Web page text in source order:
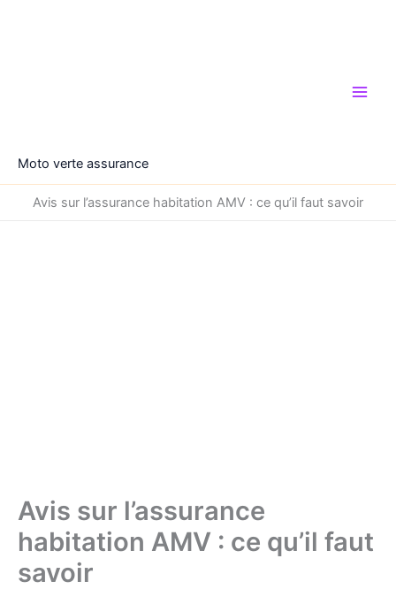
Moto verte assurance
Avis sur l’assurance habitation AMV : ce qu’il faut savoir
Avis sur l’assurance
habitation AMV : ce qu’il faut
savoir